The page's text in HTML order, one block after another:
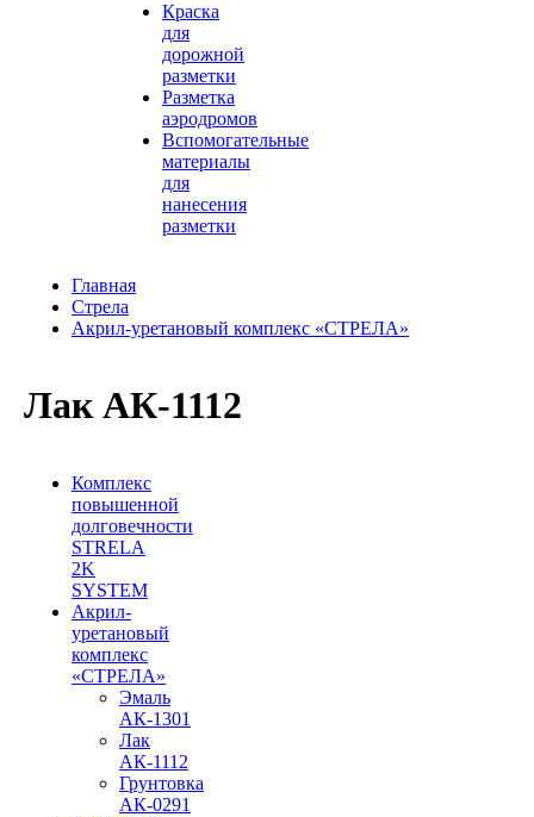
Краска
для
дорожной
разметки
Разметка
аэродромов
Вспомогательные
материалы
для
нанесения
разметки
Главная
Стрела
Акрил-уретановый комплекс «СТРЕЛА»
Лак АК-1112
Комплекс
повышенной
долговечности
STRELA
2K
SYSTEM
Акрил-
уретановый
комплекс
«СТРЕЛА»
Эмаль
АК-1301
Лак
АК-1112
Грунтовка
АК-0291